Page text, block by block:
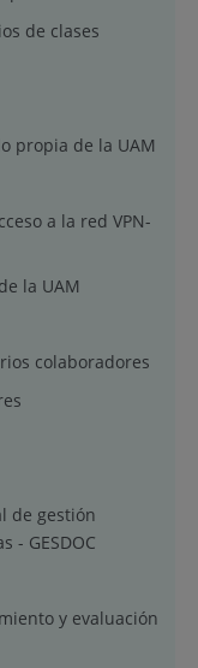
de clases
propia de la UAM
a la red VPN-
la UAM
colaboradores
de gestión
- GESDOC
y evaluación